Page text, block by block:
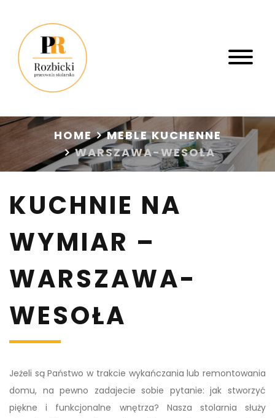
HOME
MEBLE KUCHENNE
WARSZAWA-WESOŁA
KUCHNIE NA
WYMIAR –
WARSZAWA-
WESOŁA
Jeżeli są Państwo w trakcie wykańczania lub remontowania
domu, na pewno zadajecie sobie pytanie: jak stworzyć
piękne i funkcjonalne wnętrza? Nasza stolarnia służy